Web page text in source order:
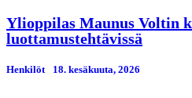
Ylioppilas Maunus Voltin
luottamustehtävissä
Henkilöt 18. kesäkuuta, 2026